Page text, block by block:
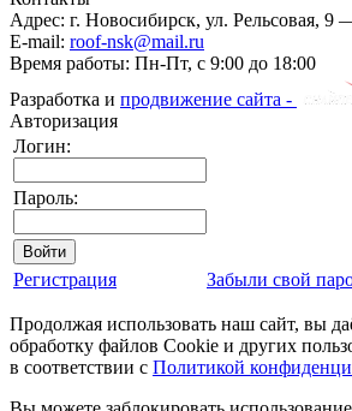
Адрес: г. Новосибирск, ул. Рельсовая, 9
E-mail: roof-nsk@mail.ru
Время работы: Пн-Пт, с 9:00 до 18:00
Разработка и продвижение сайта -
Авторизация
Логин:
Пароль:
Регистрация Забыли свой
Продолжая использовать наш сайт, вы
обработку файлов Cookie и других
в соответствии с Политикой